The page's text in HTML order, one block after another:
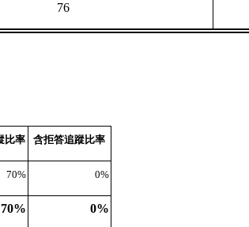
76
比率 含拒答追蹤比率
70% 0%
70% 0%